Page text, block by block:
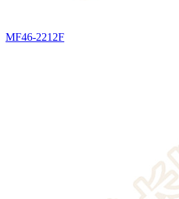
MF46-2212F